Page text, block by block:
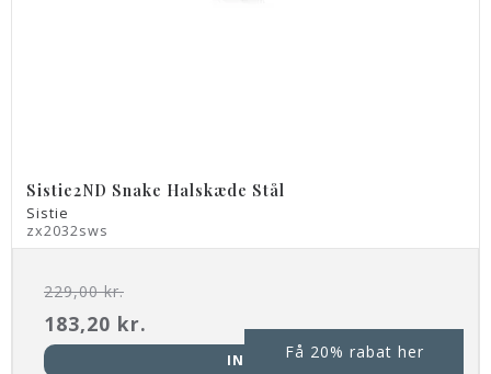
Sistie2ND Snake Halskæde Stål
Sistie
zx2032sws
229,00 kr.
183,20 kr.
INFO Få 20% rabat her